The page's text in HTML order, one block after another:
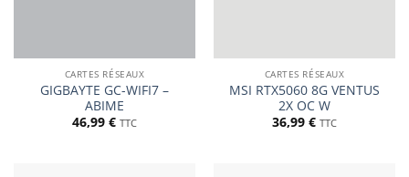
CARTES RÉSEAUX
GIGBAYTE GC-WIFI7 –
ABIME
46,99 € TTC
CARTES RÉSEAUX
MSI RTX5060 8G VENTUS
2X OC W
36,99 € TTC